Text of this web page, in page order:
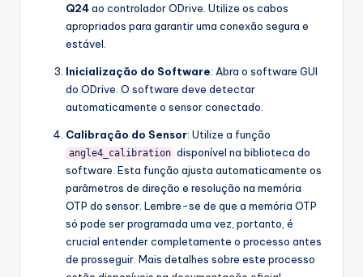
Q24ao controlador ODrive. Utilize os cabos
apropriados para garantir uma conexão segura e
estável.
Inicialização do Software: Abra o software GUI
do ODrive. O software deve detectar
automaticamente o sensor conectado.
Calibração do Sensor: Utilize a função
angle4_calibration disponível na biblioteca do
software. Esta função ajusta automaticamente os
parâmetros de direção e resolução na memória
OTP do sensor. Lembre-se de que a memória OTP
só pode ser programada uma vez, portanto, é
crucial entender completamente o processo antes
de prosseguir. Mais detalhes sobre este processo